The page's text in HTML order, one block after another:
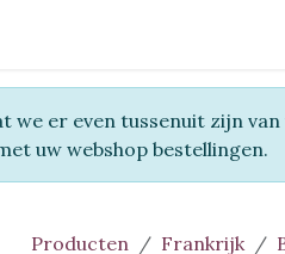
we er even tussenuit zijn
uw webshop bestellingen.
Producten Frankrijk